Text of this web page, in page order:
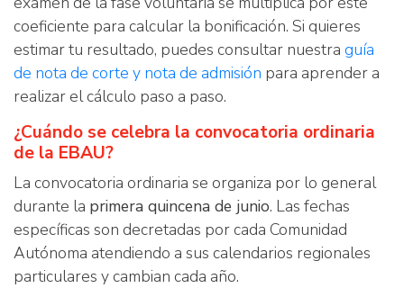
coeficiente para calcular la bonificación. Si quieres
estimar tu resultado, puedes consultar nuestra guía
de nota de corte y nota de admisión para aprender a
realizar el cálculo paso a paso.
¿Cuándo se celebra la convocatoria ordinaria
de la EBAU?
La convocatoria ordinaria se organiza por lo general
durante la primera quincena de junio. Las fechas
específicas son decretadas por cada Comunidad
Autónoma atendiendo a sus calendarios regionales
particulares y cambian cada año.